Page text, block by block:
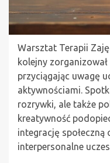
Warsztat Terapii
kolejny
przyciągając uwagę
aktywnościami.
rozrywki, ale także
kreatywność
integrację
interpersonalne